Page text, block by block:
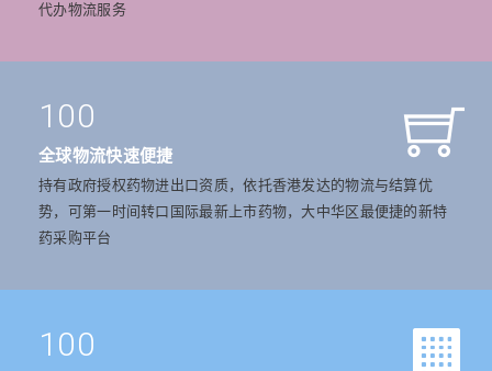
代办物流服务
100
全球物流快速便捷
持有政府授权药物进出口资质，依托香港发达的物流与结算优
势，可第一时间转口国际最新上市药物，大中华区最便捷的新特
药采购平台
100